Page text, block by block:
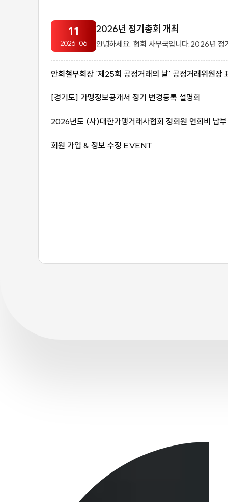
11
2026-06
2026년 정기총회 개최
안희철부회장 '제25회 공정거래의 날' 공정거래위원장
[경기도] 가맹정보공개서 정기 변경등록 설명회
2026년도 (사)대한가맹거래사협회 정회원 연회비 납
회원 가입 & 정보 수정 EVENT